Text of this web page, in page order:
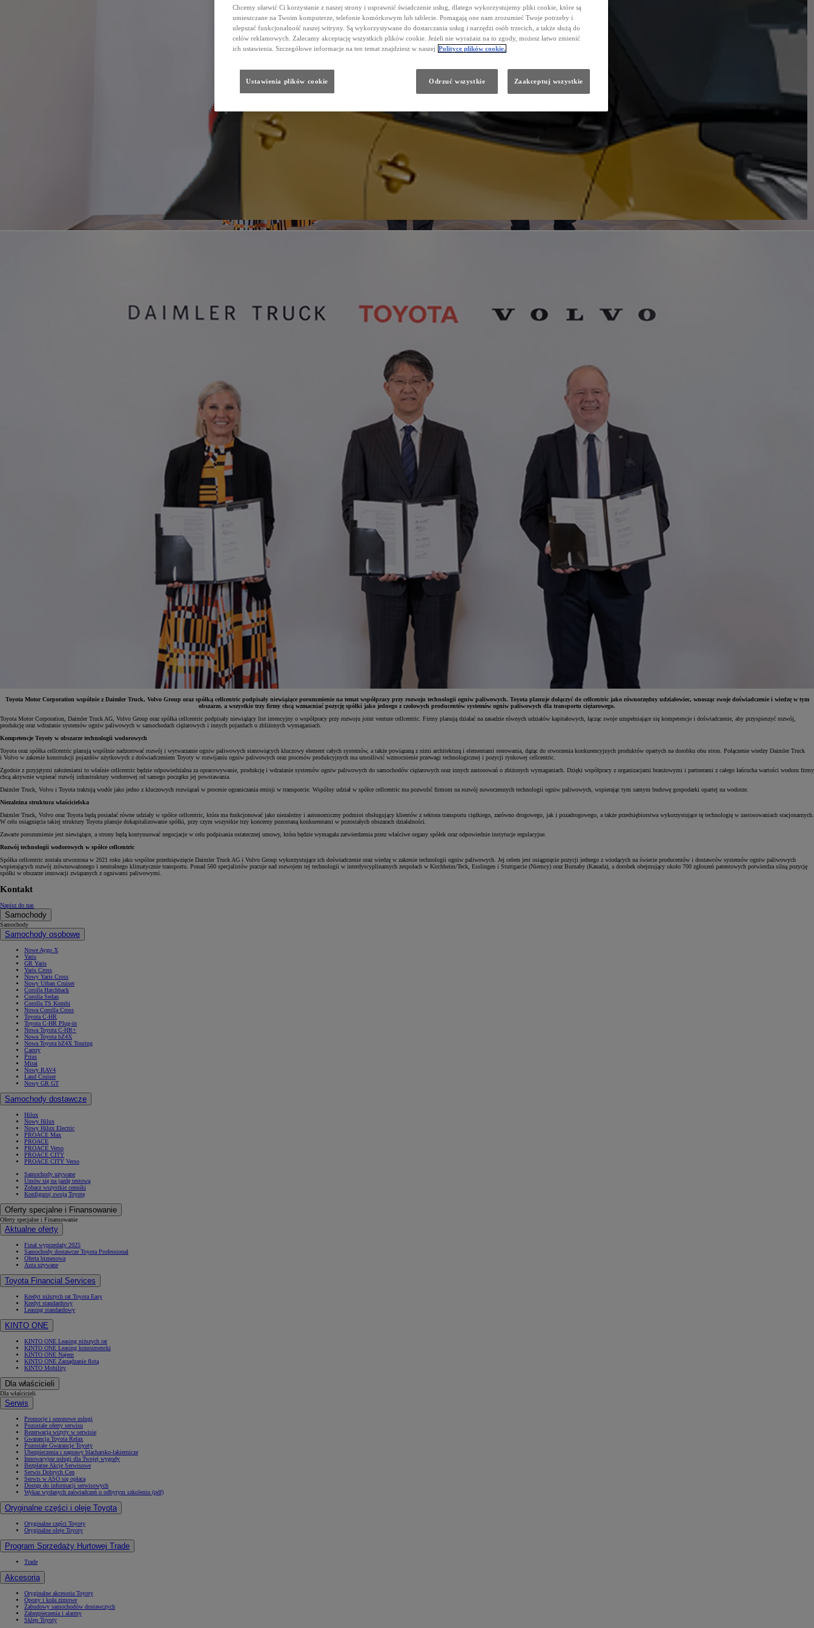
Yaris Cross
HYBRID
Toyota Motor Corporation wspólnie z Daimler Truck, Volvo Group oraz spółką cellcentric podpisały niewiążące porozumienie na temat współpracy przy rozwoju technologii ogniw paliwowych. Toyota planuje dołączyć do cellcentric jako równorzędny udziałowiec, wnosząc swoje doświadczenie i wiedzę w tym
obszarze, a wszystkie trzy firmy chcą wzmacniać pozycję spółki jako jednego z czołowych producentów systemów ogniw paliwowych dla transportu ciężarowego.
Toyota Motor Corporation, Daimler Truck AG, Volvo Group oraz spółka cellcentric podpisały niewiążący list intencyjny o współpracy przy rozwoju joint venture cellcentric. Firmy planują działać na zasadzie równych udziałów kapitałowych, łącząc swoje uzupełniające się kompetencje i doświadczenie, aby przyspieszyć rozwój,
produkcję oraz wdrażanie systemów ogniw paliwowych w samochodach ciężarowych i innych pojazdach o zbliżonych wymaganiach.
Kompetencje Toyoty w obszarze technologii wodorowych
Toyota oraz spółka cellcentric planują wspólnie nadzorować rozwój i wytwarzanie ogniw paliwowych stanowiących kluczowy element całych systemów, a także powiązaną z nimi architekturą i elementami sterowania, dążąc do stworzenia konkurencyjnych produktów opartych na dorobku obu stron. Połączenie wiedzy Daimler Truck
i Volvo w zakresie konstrukcji pojazdów użytkowych z doświadczeniem Toyoty w rozwijaniu ogniw paliwowych oraz procesów produkcyjnych ma umożliwić wzmocnienie przewagi technologicznej i pozycji rynkowej cellcentric.
Zgodnie z przyjętymi założeniami to właśnie cellcentric będzie odpowiedzialna za opracowywanie, produkcję i wdrażanie systemów ogniw paliwowych do samochodów ciężarowych oraz innych zastosowań o zbiżonych wymaganiach. Dzięki współpracy z organizacjami branżowymi i partnerami z całego łańcucha wartości wodoru firmy
chcą aktywnie wspierać rozwój infrastruktury wodorowej od samego początku jej powstawania.
Daimler Truck, Volvo i Toyota traktują wodór jako jedno z kluczowych rozwiązań w procesie ograniczania emisji w transporcie. Wspólny udział w spółce cellcentric ma pozwolić firmom na rozwój nowoczesnych technologii ogniw paliwowych, wspierając tym samym budowę gospodarki opartej na wodorze.
Niezależna struktura właścicielska
Daimler Truck, Volvo oraz Toyota będą posiadać równe udziały w spółce cellcentric, która ma funkcjonować jako niezależny i autonomiczny podmiot obsługujący klientów z sektora transportu ciężkiego, zarówno drogowego, jak i pozadrogowego, a także przedsiębiorstwa wykorzystujące tę technologię w zastosowaniach stacjonarnych.
W celu osiągnięcia takiej struktury Toyota planuje dokapitalizowanie spółki, przy czym wszystkie trzy koncerny pozostaną konkurentami w pozostałych obszarach działalności.
Zawarte porozumienie jest niewiążące, a strony będą kontynuować negocjacje w celu podpisania ostatecznej umowy, która będzie wymagała zatwierdzenia przez właściwe organy spółek oraz odpowiednie instytucje regulacyjne.
Rozwój technologii wodorowych w spółce cellcentric
Spółka cellcentric została utworzona w 2021 roku jako wspólne przedsięwzięcie Daimler Truck AG i Volvo Group wykorzystujące ich doświadczenie oraz wiedzę w zakresie technologii ogniw paliwowych. Jej celem jest osiągnięcie pozycji jednego z wiodących na świecie producentów i dostawców systemów ogniw paliwowych
wspierających rozwój zrównoważonego i neutralnego klimatycznie transportu. Ponad 560 specjalistów pracuje nad rozwojem tej technologii w interdyscyplinarnych zespołach w Kirchheim/Teck, Esslingen i Stuttgarcie (Niemcy) oraz Burnaby (Kanada), a dorobek obejmujący około 700 zgłoszeń patentowych potwierdza silną pozycję
spółki w obszarze innowacji związanych z ogniwami paliwowymi.
Kontakt
Napisz do nas
Samochody
Samochody
Samochody osobowe
Nowe Aygo X
Yaris
GR Yaris
Yaris Cross
Nowy Yaris Cross
Nowy Urban Cruiser
Corolla Hatchback
Corolla Sedan
Corolla TS Kombi
Nowa Corolla Cross
Toyota C-HR
Toyota C-HR Plug-in
Nowa Toyota C-HR+
Nowa Toyota bZ4X
Nowa Toyota bZ4X Touring
Camry
Prius
Mirai
Nowy RAV4
Land Cruiser
Nowy GR GT
Samochody dostawcze
Hilux
Nowy Hilux
Nowy Hilux Electric
PROACE Max
PROACE
PROACE Verso
PROACE CITY
PROACE CITY Verso
Samochody używane
Umów się na jazdę testową
Zobacz wszystkie cenniki
Konfiguruj swoją Toyotę
Oferty specjalne i Finansowanie
Oferty specjalne i Finansowanie
Aktualne oferty
Finał wyprzedaży 2025
Samochody dostawcze Toyota Professional
Oferta biznesowa
Auta używane
Toyota Financial Services
Kredyt niższych rat Toyota Easy
Kredyt standardowy
Leasing standardowy
KINTO ONE
KINTO ONE Leasing niższych rat
KINTO ONE Leasing konsumencki
KINTO ONE Najem
KINTO ONE Zarządzanie flotą
KINTO Mobility
Dla właścicieli
Dla właścicieli
Serwis
Promocje i sezonowe usługi
Pozostałe oferty serwisu
Rezerwacja wizyty w serwisie
Gwarancja Toyota Relax
Pozostałe Gwarancje Toyoty
Ubezpieczenia i naprawy blacharsko-lakiernicze
Innowacyjne usługi dla Twojej wygody
Bezpłatne Akcje Serwisowe
Serwis Dobrych Cen
Serwis w ASO się opłaca
Dostęp do informacji serwisowych
Wykaz wydanych zaświadczeń o odbytym szkoleniu (pdf)
Oryginalne części i oleje Toyota
Oryginalne części Toyoty
Oryginalne oleje Toyoty
Program Sprzedaży Hurtowej Trade
Trade
Akcesoria
Oryginalne akcesoria Toyoty
Opony i koła zimowe
Zabudowy samochodów dostawczych
Zabezpieczenia i alarmy
Sklep Toyoty
Chcemy ułatwić Ci korzystanie z naszej strony i usprawnić świadczenie usług, dlatego wykorzystujemy pliki cookie, które są
umieszczane na Twoim komputerze, telefonie komórkowym lub tablecie. Pomagają one nam zrozumieć Twoje potrzeby i
ulepszać funkcjonalność naszej witryny. Są wykorzystywane do dostarczania usług i narzędzi osób trzecich, a także służą do
celów reklamowych. Zalecamy akceptację wszystkich plików cookie. Jeżeli nie wyrażasz na to zgody, możesz łatwo zmienić
ich ustawienia. Szczegółowe informacje na ten temat znajdziesz w naszej Polityce plików cookie.
Ustawienia plików cookie Odrzuć wszystkie Zaakceptuj wszystkie